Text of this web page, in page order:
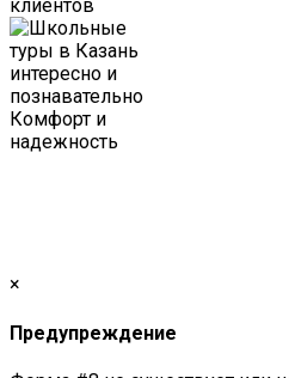
клиентов
Комфорт и
надежность
×
Предупреждение